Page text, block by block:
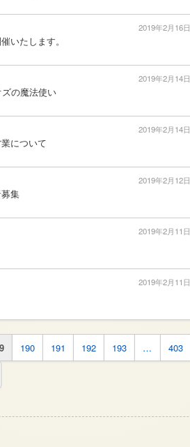
2019年2月16日
いたします。
2019年2月14日
の魔法使い
2019年2月14日
について
2019年2月12日
集
2019年2月11日
2019年2月11日
190 191 192 193 … 403